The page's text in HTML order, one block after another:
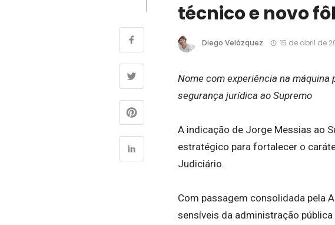
técnico e novo
Diego Velázquez 15 de abril de
Nome com experiência na
segurança jurídica ao Supremo
A indicação de Jorge Messias ao
estratégico para fortalecer o
Judiciário.
Com passagem consolidada pela
sensíveis da administração